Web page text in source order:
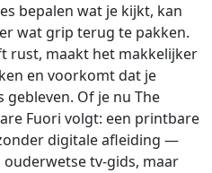
bepalen wat je kijkt, kan
wat grip terug te pakken.
rust, maakt het makkelijker
en voorkomt dat je
gebleven. Of je nu The
Fuori volgt: een printbare
digitale afleiding —
tv-gids, maar